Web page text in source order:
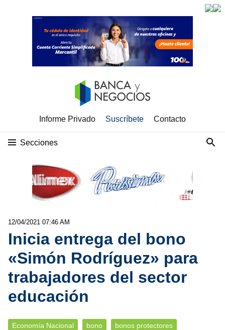
Informe Privado Suscríbete Contacto
Secciones
12/04/2021 07:46 AM
Inicia entrega del bono
«Simón Rodríguez» para
trabajadores del sector
educación
Economía Nacional bono bonos protectores